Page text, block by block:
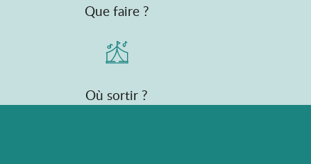
Que faire ?
Où sortir ?